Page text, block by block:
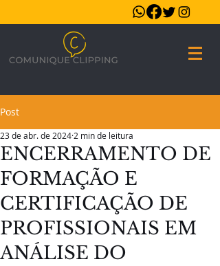
Post
ENCERRAMENTO DE
FORMAÇÃO E
CERTIFICAÇÃO DE
PROFISSIONAIS EM
ANÁLISE DO
23 de abr. de 2024 2 min de leitura